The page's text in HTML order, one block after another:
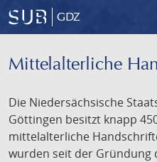
GDZ
Mittelalterliche
Die Niedersächsische
Göttingen besitzt knapp
mittelalterliche
wurden seit der Gründung